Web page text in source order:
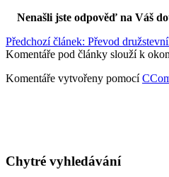
Nenašli jste odpověď na Váš
Předchozí článek: Převod
Komentáře pod články slouží k
Komentáře vytvořeny pomocí
Chytré vyhledávání